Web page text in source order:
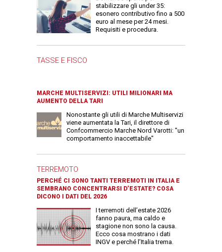
stabilizzare gli under 35:
esonero contributivo fino a 500
euro al mese per 24 mesi.
Requisiti e procedura.
TASSE E FISCO
MARCHE MULTISERVIZI: UTILI MILIONARI MA
AUMENTO DELLA TARI
Nonostante gli utili di Marche Multiservizi
viene aumentata la Tari, il direttore di
Confcommercio Marche Nord Varotti: "un
comportamento inaccettabile"
TERREMOTO
PERCHÉ CI SONO TANTI TERREMOTI IN ITALIA E
SEMBRANO CONCENTRARSI D’ESTATE? COSA
DICONO I DATI DEL 2026
I terremoti dell’estate 2026
fanno paura, ma caldo e
stagione non sono la causa.
Ecco cosa mostrano i dati
INGV e perché l’Italia trema.